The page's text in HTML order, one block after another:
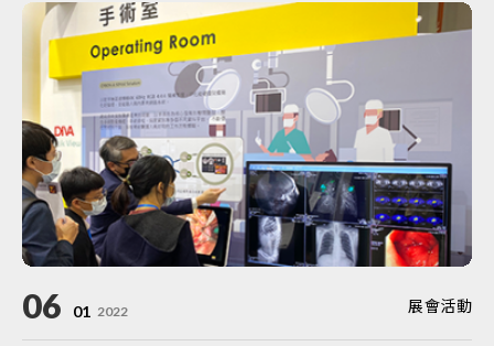
06 01 2022 展會活動